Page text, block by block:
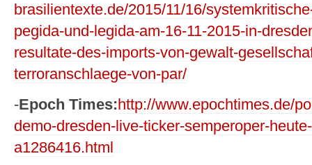
brasilientexte.de/2015/11/16/
pegida-und-legida-am-16-11-2015-in-
resultate-des-imports-von-gewalt-
terroranschlaege-von-par/
-Epoch Times:http://www.epochtimes.de/
demo-dresden-live-ticker-semperoper-
a1286416.html